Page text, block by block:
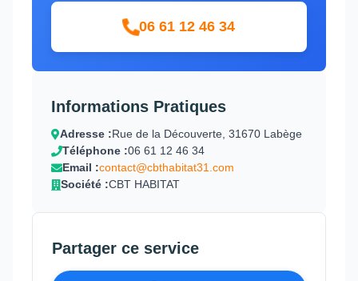
06 61 12 46 34
Informations Pratiques
Adresse :Rue de la Découverte, 31670 Labège
Téléphone :06 61 12 46 34
Email :contact@cbthabitat31.com
Société :CBT HABITAT
Partager ce service